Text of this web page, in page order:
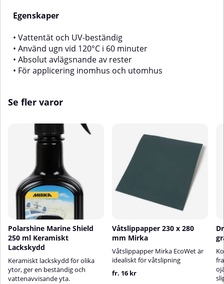
Egenskaper
• Vattentät och UV-beständig
• Använd ugn vid 120°C i 60 minuter
• Absolut avlägsnande av rester
• För applicering inomhus och utomhus
Se fler varor
Polarshine Marine Shield
250 ml Keramiskt
Lackskydd
Keramiskt lackskydd för olika
ytor, ger en beständig och
vattenavvisande yta.
Våtslippapper 230 x 280
mm Mirka
Våtslippapper Mirka EcoWet är
idealiskt för våtslipning
fr. 16 kr